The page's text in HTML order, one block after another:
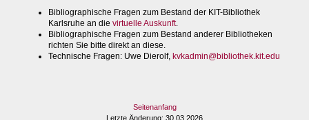
Bibliographische Fragen zum Bestand der KIT-Bibliothek
Karlsruhe an die virtuelle Auskunft.
Bibliographische Fragen zum Bestand anderer Bibliotheken
richten Sie bitte direkt an diese.
Technische Fragen: Uwe Dierolf, kvkadmin@bibliothek.kit.edu
Seitenanfang
Letzte Änderung: 30.03.2026